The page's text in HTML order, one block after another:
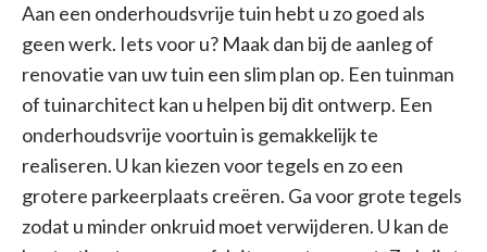
Aan een onderhoudsvrije tuin hebt u zo goed als
geen werk. Iets voor u? Maak dan bij de aanleg of
renovatie van uw tuin een slim plan op. Een tuinman
of tuinarchitect kan u helpen bij dit ontwerp. Een
onderhoudsvrije voortuin is gemakkelijk te
realiseren. U kan kiezen voor tegels en zo een
grotere parkeerplaats creëren. Ga voor grote tegels
zodat u minder onkruid moet verwijderen. U kan de